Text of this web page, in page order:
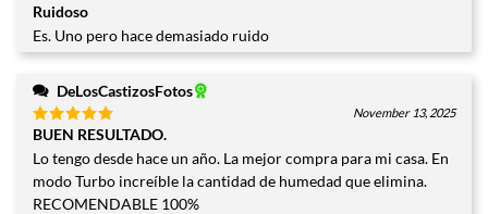
Valorado
con
de 5
Ruidoso
Es. Uno pero hace demasiado ruido
DeLosCastizosFotos
Valorado
con
de
5
November 13, 2025
BUEN RESULTADO.
Lo tengo desde hace un año. La mejor compra para mi casa. En
modo Turbo increíble la cantidad de humedad que elimina.
RECOMENDABLE 100%